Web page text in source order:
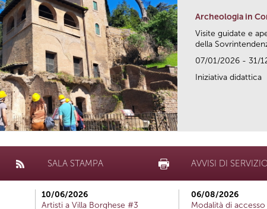
Archeologia in
Visite guidate e
della
07/01/2026 - 31/
Iniziativa didattica
SALA STAMPA
10/06/2026
Artisti a Villa Borghese #3
AVVISI DI
06/08/2026
Modalità di accesso